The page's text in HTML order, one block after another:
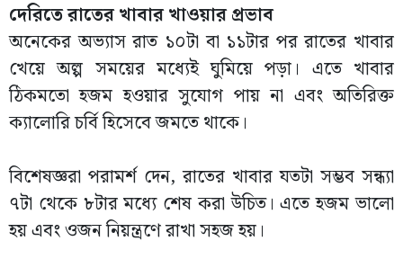
দেরিতে রাতের খাবার খাওয়ার প্রভাব
অনেকের অভ্যাস রাত ১০টা বা ১১টার পর রাতের খাবার
খেয়ে অল্প সময়ের মধ্যেই ঘুমিয়ে পড়া। এতে খাবার
ঠিকমতো হজম হওয়ার সুযোগ পায় না এবং অতিরিক্ত
ক্যালোরি চর্বি হিসেবে জমতে থাকে।
বিশেষজ্ঞরা পরামর্শ দেন, রাতের খাবার যতটা সম্ভব সন্ধ্যা
৭টা থেকে ৮টার মধ্যে শেষ করা উচিত। এতে হজম ভালো
হয় এবং ওজন নিয়ন্ত্রণে রাখা সহজ হয়।